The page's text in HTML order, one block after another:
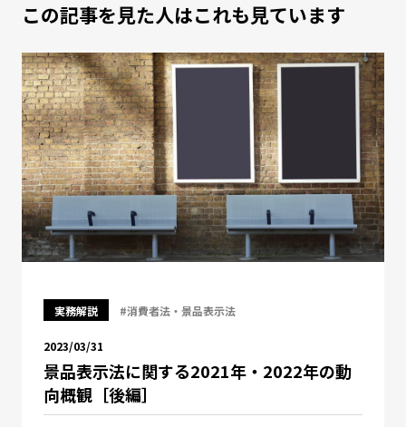
この記事を見た人はこれも見ています
実務解説 #消費者法・景品表示法
2023/03/31
景品表示法に関する2021年・2022年の動
向概観［後編］